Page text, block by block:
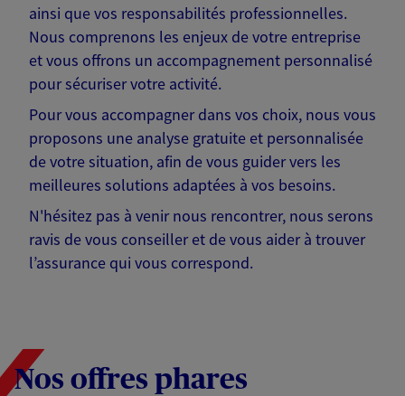
ainsi que vos responsabilités professionnelles.
Nous comprenons les enjeux de votre entreprise
et vous offrons un accompagnement personnalisé
pour sécuriser votre activité.
Pour vous accompagner dans vos choix, nous vous
proposons une analyse gratuite et personnalisée
de votre situation, afin de vous guider vers les
meilleures solutions adaptées à vos besoins.
N'hésitez pas à venir nous rencontrer, nous serons
ravis de vous conseiller et de vous aider à trouver
l’assurance qui vous correspond.
Nos offres phares